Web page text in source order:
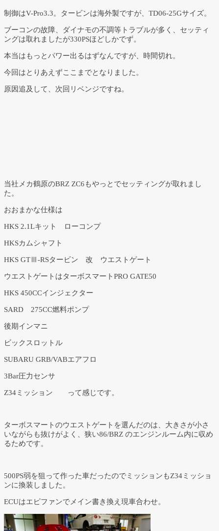
制御はV-Pro3.3。タービンは海外製ですが、TD06-25Gサイズ。
ブーコンの故障、ダイナモの不調等トラブルが多く、セッティ
ングは取れましたが330PSほどしかでず。
本当はもっとパワー出るはずなんですが、時間切れ。
今回はとりあえずここまでとなりました。
原因追及して、次回リベンジですね。
当社メカ鶴原のBRZ ZC6もやっとでセッティングが取れまし
た。
おおまかな仕様は
HKS 2.1Lキット ローコンプ
HKSカムシャフト
HKS GTⅢ-RSタービン 改 ウエストゲート
ウエストゲートはターボスマートPRO GATE50
HKS 450CCインジェクター
SARD 275CC燃料ポンプ
後期インマニ
ビックスロットル
SUBARU GRB/VABエアフロ
3Bar圧力センサ
Z34ミッション って感じです。
ターボスマートのウエストゲートを選んだのは、大きさが小さ
いながらも抜けがよく、狭い86/BRZ のエンジンルーム内に収め
るためです。
500PS弱を狙って作った車だったのでミッションもZ34ミッショ
ンに換装しました。
ECUはエピファンでメイン書き換え現車合わせ。